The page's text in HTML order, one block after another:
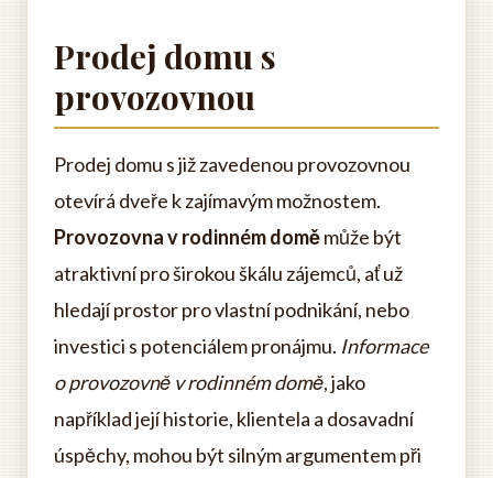
Prodej domu s
provozovnou
Prodej domu s již zavedenou provozovnou
otevírá dveře k zajímavým možnostem.
Provozovna v rodinném doměmůže být
atraktivní pro širokou škálu zájemců, ať už
hledají prostor pro vlastní podnikání, nebo
investici s potenciálem pronájmu. Informace
o provozovně v rodinném domě, jako
například její historie, klientela a dosavadní
úspěchy, mohou být silným argumentem při